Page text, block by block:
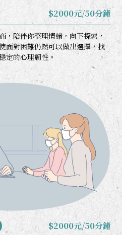
$2000元/50分鐘
，陪伴你整理情緒，向下探索，
面對困難仍然可以做出選擇，找
定的心理韌性。
$2000元/50分鐘